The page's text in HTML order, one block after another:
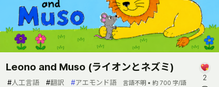
Leono and Muso (ライオンとネズミ)
#人工言語 #翻訳 #アエモンド語 言語不明 • 約 700 字/語
2